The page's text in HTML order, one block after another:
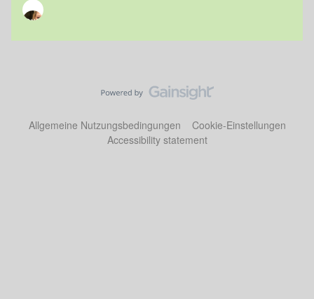
Allgemeine Nutzungsbedingungen
Cookie-Einstellungen
Accessibility statement